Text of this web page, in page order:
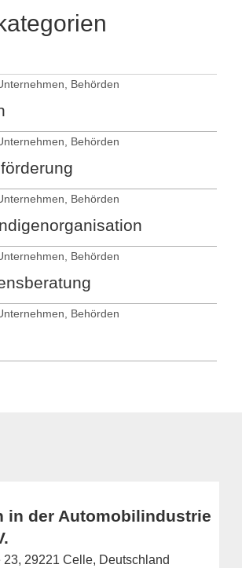
Behörden
Behörden
Behörden
Behörden
Behörden
in der Automobilindustrie
23, 29221 Celle, Deutschland